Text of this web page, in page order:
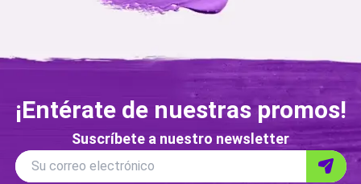
¡Entérate de nuestras promos!
Suscríbete a nuestro newsletter
Correo
electronico
Su correo electrónico
Enviar